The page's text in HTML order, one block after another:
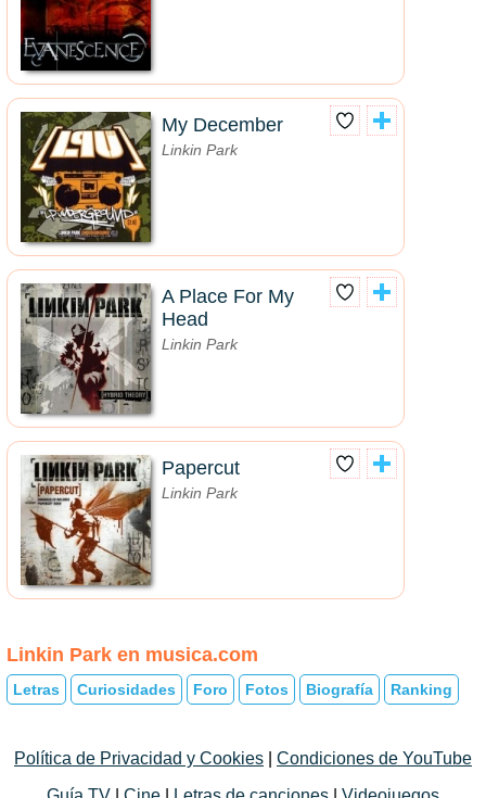
My December
Linkin Park
A Place For My
Head
Linkin Park
Papercut
Linkin Park
Linkin Park en musica.com
Letras Curiosidades Foro Fotos Biografía Ranking
Política de Privacidad y Cookies
Condiciones de YouTube